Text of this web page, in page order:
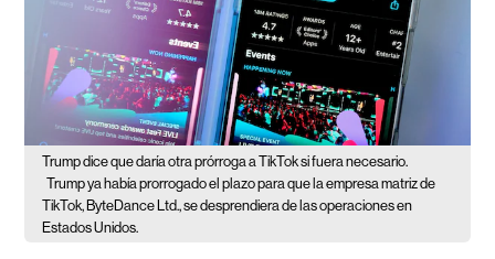
Trump dice que daría otra prórroga a TikTok si fuera necesario.
Trump ya había prorrogado el plazo para que la empresa matriz de
TikTok, ByteDance Ltd., se desprendiera de las operaciones en
Estados Unidos.